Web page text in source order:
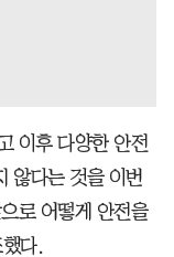
이후 다양한 안전
않다는 것을 이번
로 어떻게 안전을
다.